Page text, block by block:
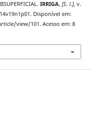
IRRIGA, [S. l.], v.
Disponível em:
view/101. Acesso em: 8